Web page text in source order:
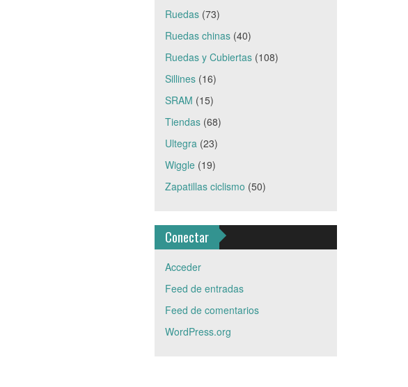
Ruedas(73)
Ruedas chinas(40)
Ruedas y Cubiertas(108)
Sillines(16)
SRAM (15)
Tiendas(68)
Ultegra(23)
Wiggle(19)
Zapatillas ciclismo (50)
Conectar
Acceder
Feed de entradas
Feed de comentarios
WordPress.org